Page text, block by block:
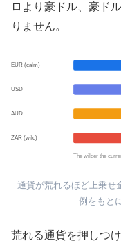
ロより豪ドル、豪ド
りません。
EUR (calm)
USD
AUD
ZAR (wild)
The wilder the
通貨が荒れるほど上乗せ
例をもと
荒れる通貨を押しつ